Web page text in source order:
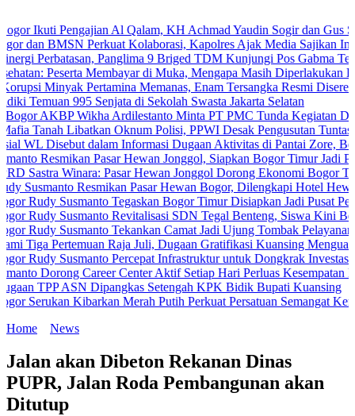
Pengajian Al Qalam, KH Achmad Yaudin Sogir dan Gus Sholeh
Perkuat Kolaborasi, Kapolres Ajak Media Sajikan Informasi
Panglima 9 Briged TDM Kunjungi Pos Gabma Temajuk dan
Membayar di Muka, Mengapa Masih Diperlakukan Berbeda?
Pertamina Memanas, Enam Tersangka Resmi Diseret ke Meja
995 Senjata di Sekolah Swasta Jakarta Selatan
Wikha Ardilestanto Minta PT PMC Tunda Kegiatan Demi Cegah
Libatkan Oknum Polisi, PPWI Desak Pengusutan Tuntas Kasus
dalam Informasi Dugaan Aktivitas di Pantai Zore, Bea Cukai
Pasar Hewan Jonggol, Siapkan Bogor Timur Jadi Pusat
Winara: Pasar Hewan Jonggol Dorong Ekonomi Bogor Timur
Resmikan Pasar Hewan Bogor, Dilengkapi Hotel Hewan dan
Susmanto Tegaskan Bogor Timur Disiapkan Jadi Pusat
Susmanto Revitalisasi SDN Tegal Benteng, Siswa Kini Belajar
Tekankan Camat Jadi Ujung Tombak Pelayanan
Raja Juli, Dugaan Gratifikasi Kuansing Menguat
Susmanto Percepat Infrastruktur untuk Dongkrak Investasi
Career Center Aktif Setiap Hari Perluas Kesempatan Kerja
ASN Dipangkas Setengah KPK Bidik Bupati Kuansing
Kibarkan Merah Putih Perkuat Persatuan Semangat Kemerdekaan
Home
News
Jalan akan Dibeton Rekanan Dinas
PUPR, Jalan Roda Pembangunan akan
Ditutup